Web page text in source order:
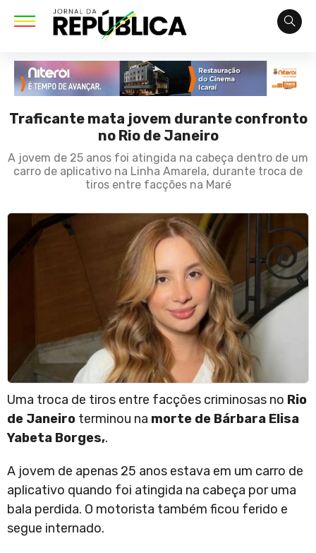
Traficante mata jovem durante confronto
no Rio de Janeiro
A jovem de 25 anos foi atingida na cabeça dentro de um
carro de aplicativo na Linha Amarela, durante troca de
tiros entre facções na Maré
Uma troca de tiros entre facções criminosas no Rio
de Janeiro terminou na morte de Bárbara Elisa
Yabeta Borges,.
A jovem de apenas 25 anos estava em um carro de
aplicativo quando foi atingida na cabeça por uma
bala perdida. O motorista também ficou ferido e
segue internado.